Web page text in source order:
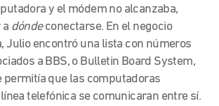
y el módem no alcanzaba,
a dóndeconectarse. En el negocio
Julio encontró una lista con números
a BBS, o Bulletin Board System,
permitía que las computadoras
telefónica se comunicaran entre sí.